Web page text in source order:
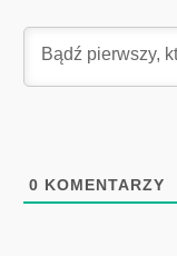
0 KOMENTARZY